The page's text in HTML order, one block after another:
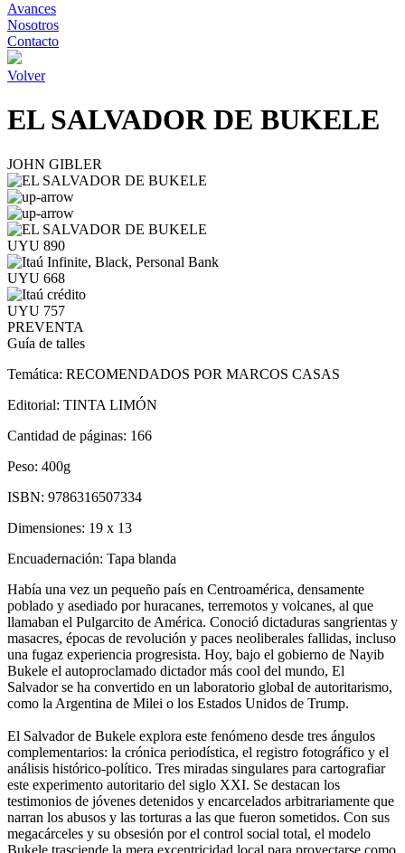
Avances
Nosotros
Contacto
Volver
EL SALVADOR DE BUKELE
JOHN GIBLER
UYU 890
UYU 668
UYU 757
PREVENTA
Guía de talles
Temática: RECOMENDADOS POR MARCOS CASAS
Editorial: TINTA LIMÓN
Cantidad de páginas: 166
Peso: 400g
ISBN: 9786316507334
Dimensiones: 19 x 13
Encuadernación: Tapa blanda
Había una vez un pequeño país en Centroamérica, densamente
poblado y asediado por huracanes, terremotos y volcanes, al que
llamaban el Pulgarcito de América. Conoció dictaduras sangrientas y
masacres, épocas de revolución y paces neoliberales fallidas, incluso
una fugaz experiencia progresista. Hoy, bajo el gobierno de Nayib
Bukele el autoproclamado dictador más cool del mundo, El
Salvador se ha convertido en un laboratorio global de autoritarismo,
como la Argentina de Milei o los Estados Unidos de Trump.
El Salvador de Bukele explora este fenómeno desde tres ángulos
complementarios: la crónica periodística, el registro fotográfico y el
análisis histórico-político. Tres miradas singulares para cartografiar
este experimento autoritario del siglo XXI. Se destacan los
testimonios de jóvenes detenidos y encarcelados arbitrariamente que
narran los abusos y las torturas a las que fueron sometidos. Con sus
megacárceles y su obsesión por el control social total, el modelo
Bukele trasciende la mera excentricidad local para proyectarse como